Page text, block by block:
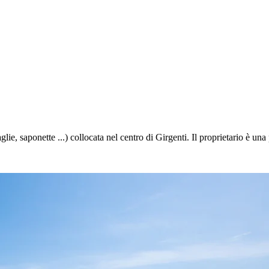
saponette ...) collocata nel centro di Girgenti. Il proprietario è